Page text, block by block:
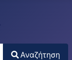
Αναζήτηση